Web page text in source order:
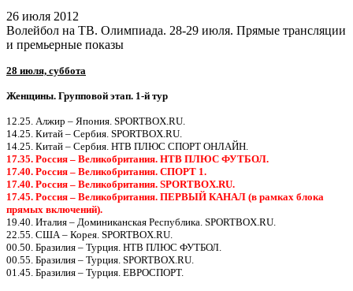
26 июля 2012
Волейбол на ТВ. Олимпиада. 28-29 июля. Прямые трансляции
и премьерные показы
28 июля, суббота
Женщины. Групповой этап. 1-й тур
12.25. Алжир – Япония. SPORTBOX.RU.
14.25. Китай – Сербия. SPORTBOX.RU.
14.25. Китай – Сербия. НТВ ПЛЮС СПОРТ ОНЛАЙН.
17.35. Россия – Великобритания. НТВ ПЛЮС ФУТБОЛ.
17.40. Россия – Великобритания. СПОРТ 1.
17.40. Россия – Великобритания. SPORTBOX.RU.
17.45. Россия – Великобритания. ПЕРВЫЙ КАНАЛ (в рамках блока
прямых включений).
19.40. Италия – Доминиканская Республика. SPORTBOX.RU.
22.55. США – Корея. SPORTBOX.RU.
00.50. Бразилия – Турция. НТВ ПЛЮС ФУТБОЛ.
00.55. Бразилия – Турция. SPORTBOX.RU.
01.45. Бразилия – Турция. ЕВРОСПОРТ.